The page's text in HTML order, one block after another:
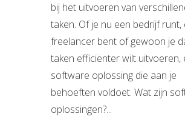
bij het uitvoeren van
taken. Of je nu een bedrijf runt,
freelancer bent of gewoon je
taken efficiënter wilt uitvoeren,
software oplossing die aan je
behoeften voldoet. Wat zijn
oplossingen?...